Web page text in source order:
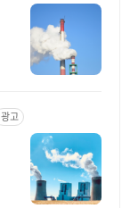
광고